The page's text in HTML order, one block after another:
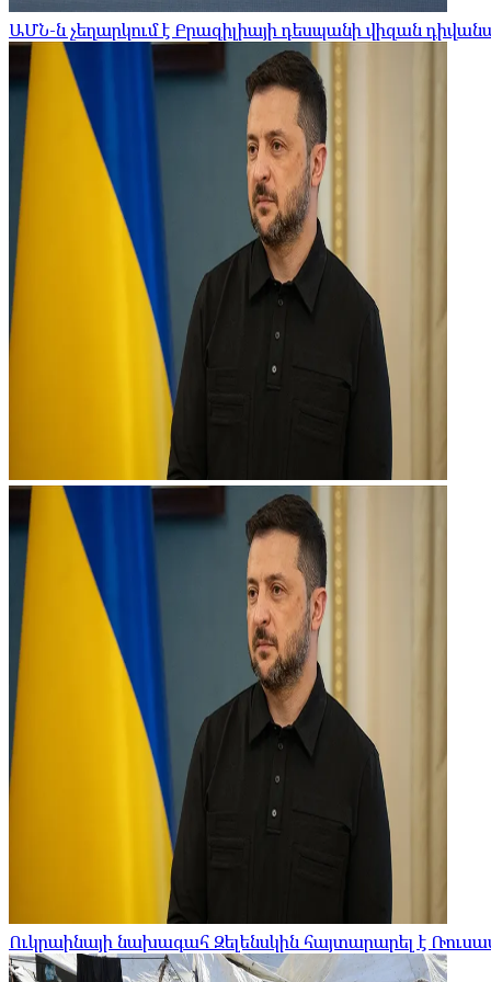
ԱՄՆ-ն չեղարկում է Բրազիլիայի դեսպանի վիզան
Ուկրաինայի նախագահ Զելենսկին հայտարարել է